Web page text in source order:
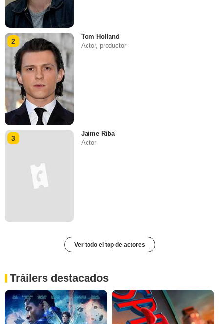
2
Tom Holland
Actor, productor
3
Jaime Riba
Actor
Ver todo el top de actores
Tráilers destacados